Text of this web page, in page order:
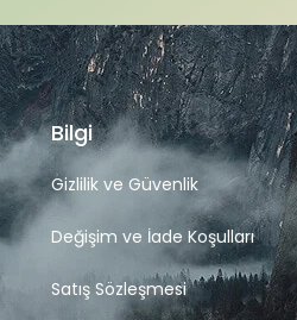
Bilgi
Gizlilik ve Güvenlik
Değişim ve İade Koşulları
Satış Sözleşmesi